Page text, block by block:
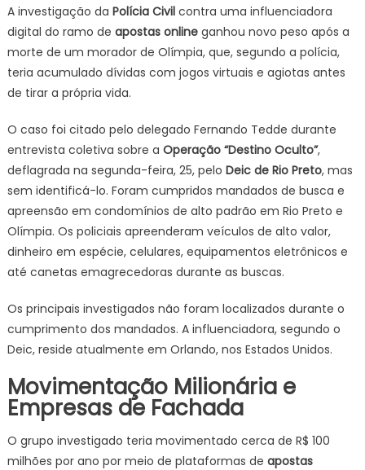
A investigação da Polícia Civilcontra uma influenciadora
digital do ramo de apostas onlineganhou novo peso após a
morte de um morador de Olímpia, que, segundo a polícia,
teria acumulado dívidas com jogos virtuais e agiotas antes
de tirar a própria vida.
O caso foi citado pelo delegado Fernando Tedde durante
entrevista coletiva sobre a Operação “Destino Oculto”,
deflagrada na segunda-feira, 25, pelo Deic de Rio Preto, mas
sem identificá-lo. Foram cumpridos mandados de busca e
apreensão em condomínios de alto padrão em Rio Preto e
Olímpia. Os policiais apreenderam veículos de alto valor,
dinheiro em espécie, celulares, equipamentos eletrônicos e
até canetas emagrecedoras durante as buscas.
Os principais investigados não foram localizados durante o
cumprimento dos mandados. A influenciadora, segundo o
Deic, reside atualmente em Orlando, nos Estados Unidos.
Movimentação Milionária e
Empresas de Fachada
O grupo investigado teria movimentado cerca de R$ 100
milhões por ano por meio de plataformas de apostas